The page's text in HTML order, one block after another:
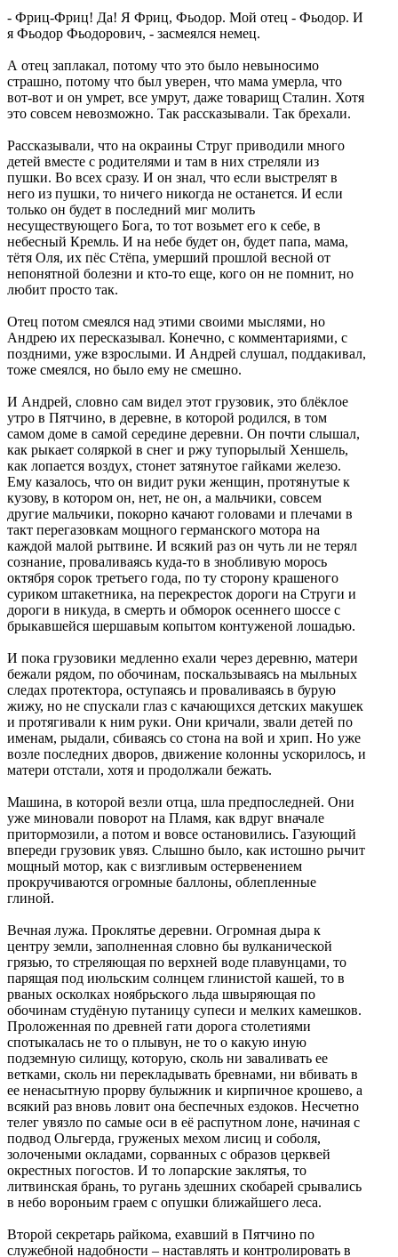
- Фриц-Фриц! Да! Я Фриц, Фьодор. Мой отец - Фьодор. И
я Фьодор Фьодорович, - засмеялся немец.
А отец заплакал, потому что это было невыносимо
страшно, потому что был уверен, что мама умерла, что
вот-вот и он умрет, все умрут, даже товарищ Сталин. Хотя
это совсем невозможно. Так рассказывали. Так брехали.
Рассказывали, что на окраины Струг приводили много
детей вместе с родителями и там в них стреляли из
пушки. Во всех сразу. И он знал, что если выстрелят в
него из пушки, то ничего никогда не останется. И если
только он будет в последний миг молить
несуществующего Бога, то тот возьмет его к себе, в
небесный Кремль. И на небе будет он, будет папа, мама,
тётя Оля, их пёс Стёпа, умерший прошлой весной от
непонятной болезни и кто-то еще, кого он не помнит, но
любит просто так.
Отец потом смеялся над этими своими мыслями, но
Андрею их пересказывал. Конечно, с комментариями, с
поздними, уже взрослыми. И Андрей слушал, поддакивал,
тоже смеялся, но было ему не смешно.
И Андрей, словно сам видел этот грузовик, это блёклое
утро в Пятчино, в деревне, в которой родился, в том
самом доме в самой середине деревни. Он почти слышал,
как рыкает соляркой в снег и ржу тупорылый Хеншель,
как лопается воздух, стонет затянутое гайками железо.
Ему казалось, что он видит руки женщин, протянутые к
кузову, в котором он, нет, не он, а мальчики, совсем
другие мальчики, покорно качают головами и плечами в
такт перегазовкам мощного германского мотора на
каждой малой рытвине. И всякий раз он чуть ли не терял
сознание, проваливаясь куда-то в знобливую морось
октября сорок третьего года, по ту сторону крашеного
суриком штакетника, на перекресток дороги на Струги и
дороги в никуда, в смерть и обморок осеннего шоссе с
брыкавшейся шершавым копытом контуженой лошадью.
И пока грузовики медленно ехали через деревню, матери
бежали рядом, по обочинам, поскальзываясь на мыльных
следах протектора, оступаясь и проваливаясь в бурую
жижу, но не спускали глаз с качающихся детских макушек
и протягивали к ним руки. Они кричали, звали детей по
именам, рыдали, сбиваясь со стона на вой и хрип. Но уже
возле последних дворов, движение колонны ускорилось, и
матери отстали, хотя и продолжали бежать.
Машина, в которой везли отца, шла предпоследней. Они
уже миновали поворот на Пламя, как вдруг вначале
притормозили, а потом и вовсе остановились. Газующий
впереди грузовик увяз. Слышно было, как истошно рычит
мощный мотор, как с визгливым остервенением
прокручиваются огромные баллоны, облепленные
глиной.
Вечная лужа. Проклятье деревни. Огромная дыра к
центру земли, заполненная словно бы вулканической
грязью, то стреляющая по верхней воде плавунцами, то
парящая под июльским солнцем глинистой кашей, то в
рваных осколках ноябрьского льда швыряющая по
обочинам студёную путаницу супеси и мелких камешков.
Проложенная по древней гати дорога столетиями
спотыкалась не то о плывун, не то о какую иную
подземную силищу, которую, сколь ни заваливать ее
ветками, сколь ни перекладывать бревнами, ни вбивать в
ее ненасытную прорву булыжник и кирпичное крошево, а
всякий раз вновь ловит она беспечных ездоков. Несчетно
телег увязло по самые оси в её распутном лоне, начиная с
подвод Ольгерда, груженых мехом лисиц и соболя,
золочеными окладами, сорванных с образов церквей
окрестных погостов. И то лопарские заклятья, то
литвинская брань, то ругань здешних скобарей срывались
в небо вороньим граем с опушки ближайшего леса.
Второй секретарь райкома, ехавший в Пятчино по
служебной надобности – наставлять и контролировать в